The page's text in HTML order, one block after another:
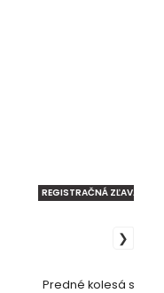
Predné kolesá sada
REGISTRAČNÁ ZĽAVA